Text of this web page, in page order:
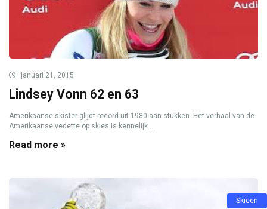
januari 21, 2015
Lindsey Vonn 62 en 63
Amerikaanse skister glijdt record uit 1980 aan stukken. Het verhaal van de
Amerikaanse vedette op skies is kennelijk ...
Read more »
Skieën